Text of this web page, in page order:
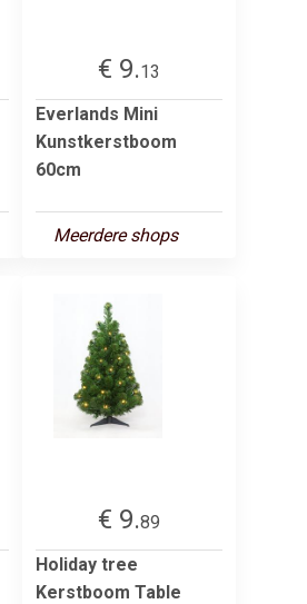
€ 9.13
Everlands Mini
Kunstkerstboom
60cm
Meerdere shops
€ 9.89
Holiday tree
Kerstboom Table